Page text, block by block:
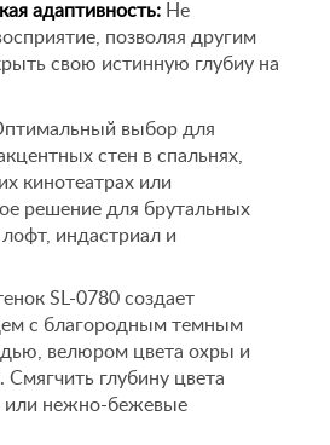
адаптивность: Не
позволяя другим
свою истинную глубиу на
выбор для
стен в спальнях,
кинотеатрах или
решение для брутальных
индастриал и
SL-0780 создает
с благородным темным
велюром цвета охры и
глубину цвета
или нежно-бежевые